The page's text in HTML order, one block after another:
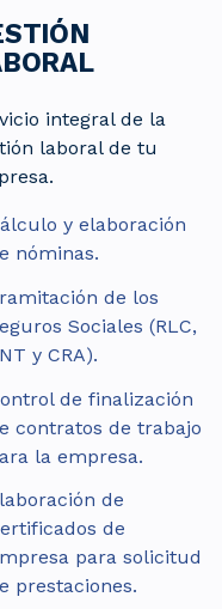
integral de la
laboral de tu
y elaboración
nóminas.
de los
Sociales (RLC,
y CRA).
de finalización
contratos de trabajo
la empresa.
de
de
para solicitud
prestaciones.